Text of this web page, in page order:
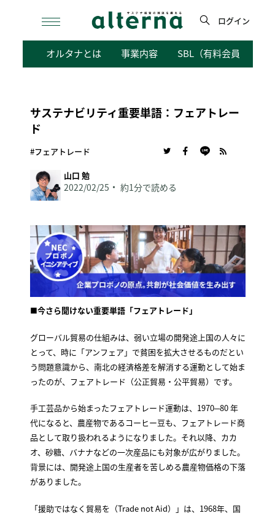
検
ログイン
オルタナとは 事業内容 SBL（有料会員向けサ
サステナビリティ重要単語：フェアトレー
ド
#フェアトレード
山口 勉
2022/02/25 約1分で読める
■今さら聞けない重要単語「フェアトレード」
グローバル貿易の仕組みは、弱い立場の開発途上国の人々に
とって、時に「アンフェア」で貧困を拡大させるものだとい
う問題意識から、南北の経済格差を解消する運動として始ま
ったのが、フェアトレード（公正貿易・公平貿易）です。
手工芸品から始まったフェアトレード運動は、1970─80 年
代になると、農産物であるコーヒー豆も、フェアトレード商
品として取り扱われるようになりました。それ以降、カカ
オ、砂糖、バナナなどの一次産品にも対象が広がりました。
背景には、開発途上国の生産者を苦しめる農産物価格の下落
がありました。
「援助ではなく貿易を（Trade not Aid）」は、1968年、国